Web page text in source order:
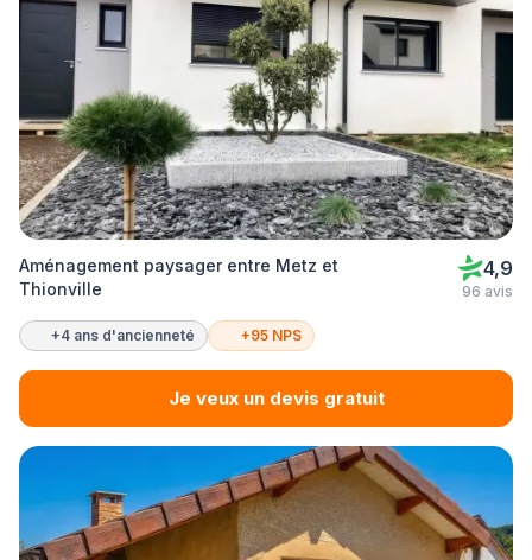
Aménagement paysager entre Metz et
Thionville
4,9
96 avis
+4 ans d'ancienneté +95 NPS
Je veux un devis gratuit